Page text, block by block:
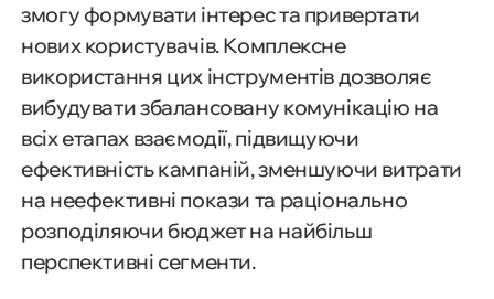
змогу формувати інтерес та привертати
нових користувачів. Комплексне
використання цих інструментів дозволяє
вибудувати збалансовану комунікацію на
всіх етапах взаємодії, підвищуючи
ефективність кампаній, зменшуючи витрати
на неефективні покази та раціонально
розподіляючи бюджет на найбільш
перспективні сегменти.